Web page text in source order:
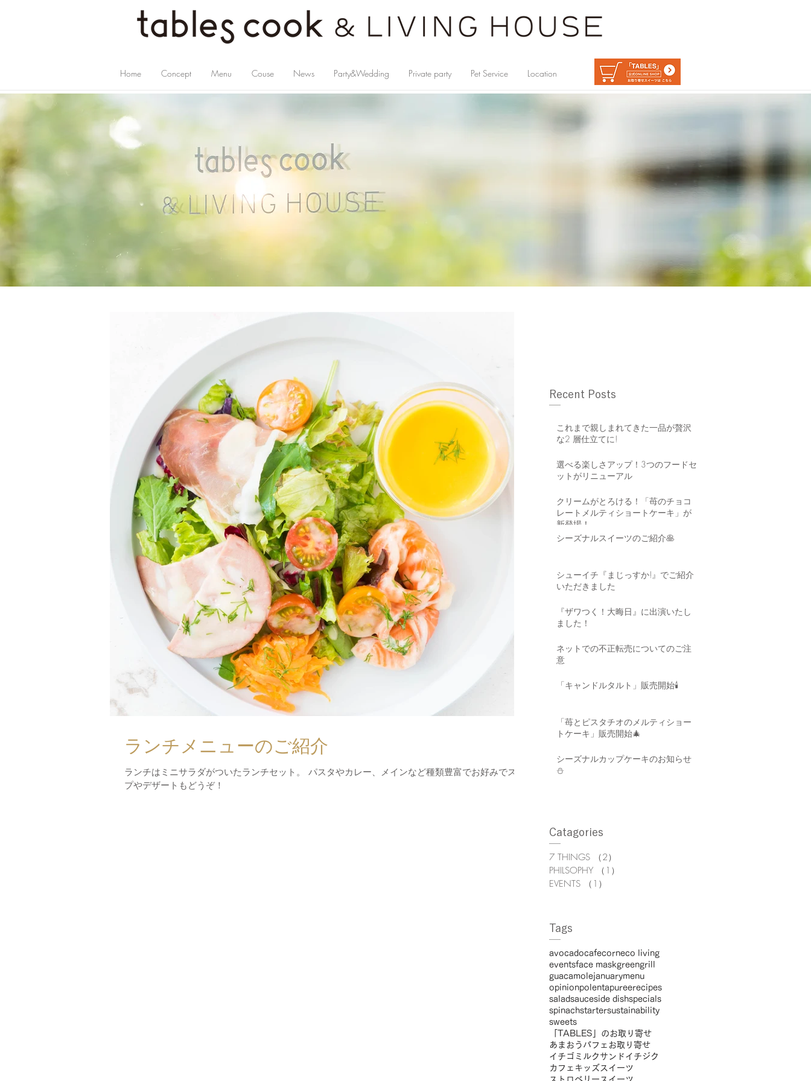
Home Concept Menu Couse News Party&Wedding Private party Pet Service Location
ランチメニューのご紹介
ランチはミニサラダがついたランチセット。 パスタやカレー、メインなど種類豊富でお好みでスー
プやデザートもどうぞ！
Recent Posts
これまで親しまれてきた一品が贅沢
な2 層仕立てに!
選べる楽しさアップ！3つのフードセ
ットがリニューアル
クリームがとろける！「苺のチョコ
レートメルティショートケーキ」が
新登場！
シーズナルスイーツのご紹介🥞
シューイチ『まじっすか!』でご紹介
いただきました
『ザワつく！大晦日』に出演いたし
ました！
ネットでの不正転売についてのご注
意
「キャンドルタルト」販売開始🕯
「苺とピスタチオのメルティショー
トケーキ」販売開始🎄
シーズナルカップケーキのお知らせ
⛄
Catagories
7 THINGS （2）
PHILSOPHY
（1）
EVENTS
（1）
Tags
avocadocafecorneco living
eventsface maskgreengrill
guacamolejanuarymenu
opinionpolentapureerecipes
saladsauceside dishspecials
spinachstartersustainability
sweets
「TABLES」のお取り寄せ
あまおうパフェ お取り寄せ
イチゴミルクサンド イチジク
カフェ キッズスイーツ
ストロベリースイーツ